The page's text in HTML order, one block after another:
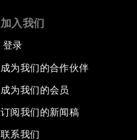
加入我们
登录
成为我们的合作伙伴
成为我们的会员
订阅我们的新闻稿
联系我们